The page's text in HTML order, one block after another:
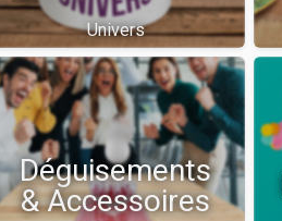
Univers
Déguisements
& Accessoires